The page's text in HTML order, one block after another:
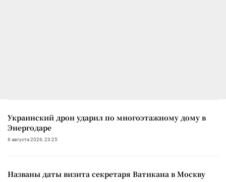
Украинский дрон ударил по многоэтажному дому в
Энергодаре
6 августа 2026, 23:25
Названы даты визита секретаря Ватикана в Москву